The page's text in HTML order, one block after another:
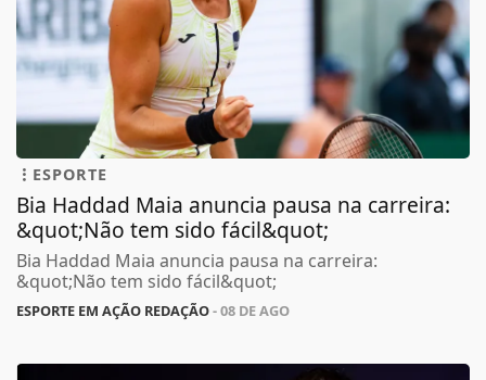
ESPORTE
Bia Haddad Maia anuncia pausa na carreira:
&quot;Não tem sido fácil&quot;
Bia Haddad Maia anuncia pausa na carreira:
&quot;Não tem sido fácil&quot;
ESPORTE EM AÇÃO REDAÇÃO- 08 DE AGO